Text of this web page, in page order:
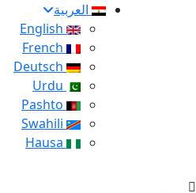
العربية